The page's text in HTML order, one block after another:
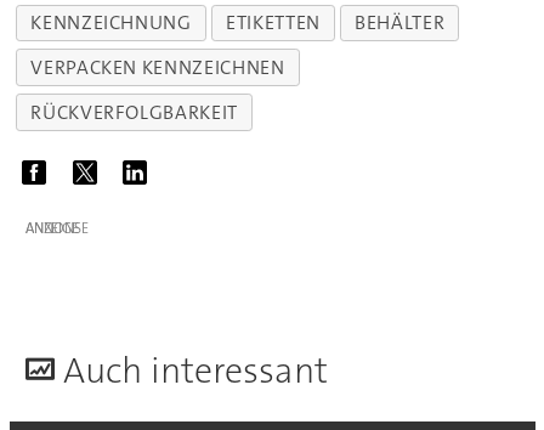
KENNZEICHNUNG ETIKETTEN
BEHÄLTER
VERPACKEN KENNZEICHNEN
RÜCKVERFOLGBARKEIT
ANZEIGE
Auch interessant